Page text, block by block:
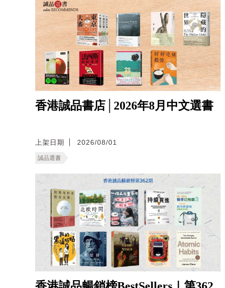
香港誠品書店│2026年8月中文選書
上架日期 2026/08/01
誠品選書